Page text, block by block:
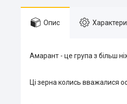
Опис
Амарант - це група з більш
Ці зерна колись вважалися